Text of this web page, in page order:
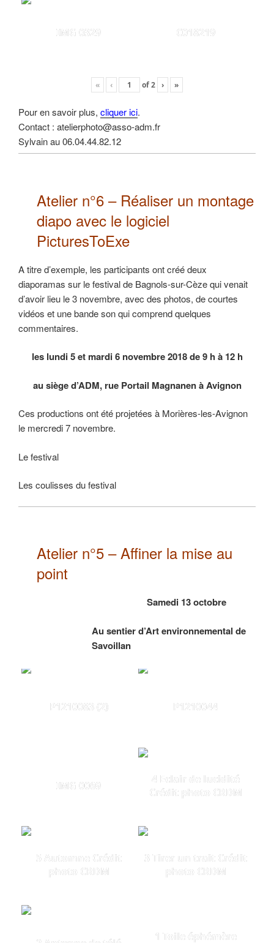
IMG 0329 C018219
« ‹ of2 › »
Pour en savoir plus, cliquer ici.
Contact : atelierphoto@asso-adm.fr
Sylvain au 06.04.44.82.12
Atelier n°6 – Réaliser un montage
diapo avec le logiciel
PicturesToExe
A titre d’exemple, les participants ont créé deux
diaporamas sur le festival de Bagnols-sur-Cèze qui venait
d’avoir lieu le 3 novembre, avec des photos, de courtes
vidéos et une bande son qui comprend quelques
commentaires.
les lundi 5 et mardi 6 novembre 2018 de 9 h à 12 h
au siège d’ADM, rue Portail Magnanen à Avignon
Ces productions ont été projetées à Morières-les-Avignon
le mercredi 7 novembre.
Le festival
Les coulisses du festival
Atelier n°5 – Affiner la mise au
point
Samedi 13 octobre
Au sentier d’Art environnemental de
Savoillan
P1210083 (2) P1210044
IMG 0069
4 Eclair de lucidité
Crédit photo CRDM
5 Automne Crédit
photo CRDM
3 Tirer un trait Crédit
photo CRDM
1 Toile éphémère